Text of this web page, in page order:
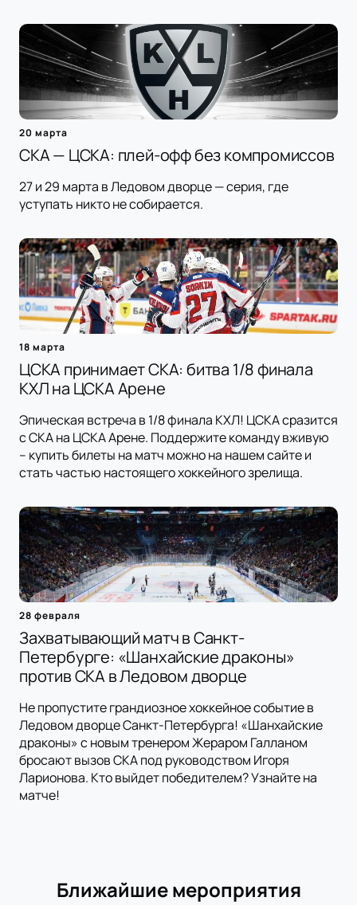
20 марта
СКА — ЦСКА: плей-офф без компромиссов
27 и 29 марта в Ледовом дворце — серия, где
уступать никто не собирается.
18 марта
ЦСКА принимает СКА: битва 1/8 финала
КХЛ на ЦСКА Арене
Эпическая встреча в 1/8 финала КХЛ! ЦСКА сразится
с СКА на ЦСКА Арене. Поддержите команду вживую
– купить билеты на матч можно на нашем сайте и
стать частью настоящего хоккейного зрелища.
28 февраля
Захватывающий матч в Санкт-
Петербурге: «Шанхайские драконы»
против СКА в Ледовом дворце
Не пропустите грандиозное хоккейное событие в
Ледовом дворце Санкт-Петербурга! «Шанхайские
драконы» с новым тренером Жераром Галланом
бросают вызов СКА под руководством Игоря
Ларионова. Кто выйдет победителем? Узнайте на
матче!
Ближайшие мероприятия